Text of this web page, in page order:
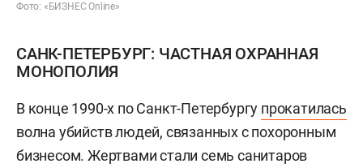
Фото: «БИЗНЕС Online»
САНК-ПЕТЕРБУРГ: ЧАСТНАЯ ОХРАННАЯ
МОНОПОЛИЯ
В конце 1990-х по Санкт-Петербургу прокатилась
волна убийств людей, связанных с похоронным
бизнесом. Жертвами стали семь санитаров